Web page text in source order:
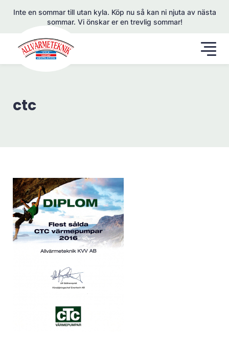
Inte en sommar till utan kyla. Köp nu så kan ni njuta av nästa
sommar. Vi önskar er en trevlig sommar!
ctc